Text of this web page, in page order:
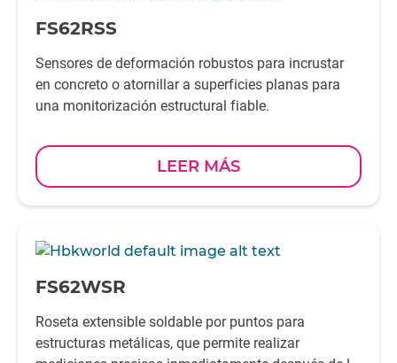
FS62RSS
Sensores de deformación robustos para incrustar
en concreto o atornillar a superficies planas para
una monitorización estructural fiable.
LEER MÁS
-
FS62WSR
Roseta extensible soldable por puntos para
estructuras metálicas, que permite realizar